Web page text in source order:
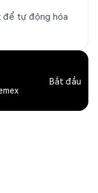
để tự động hóa
Bắt đầu